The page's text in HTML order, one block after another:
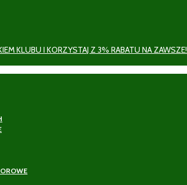
KLUBU I KORZYSTAJ Z 3% RABATU NA ZAWSZE!